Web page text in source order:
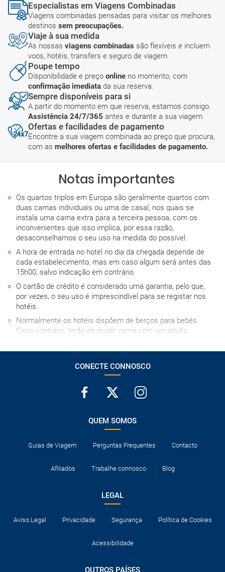
Especialistas em Viagens Combinadas
Viagens combinadas pensadas para visitar os melhores
destinos sem preocupações.
Viaje à sua medida
As nossas viagens combinadas são flexíveis e incluem
voos, hotéis, transfers e seguro de viagem.
Poupe tempo
Disponibilidade e preço online no momento, com
confirmação imediata da sua reserva.
Sempre disponíveis para si
A partir do momento em que reserva, estamos consigo.
Assistência 24/7/365 antes e durante a sua viagem.
Ofertas e facilidades de pagamento
Encontre a sua viagem combinada ao preço que procura,
com as melhores ofertas e facilidades de pagamento.
Notas importantes
Os quartos triplos em Europa são geralmente quartos com
duas camas individuais ou uma de casal, nos quais se
instala uma cama extra para a terceira pessoa, com os
inconvenientes que isso implica, por essa razão,
desaconselhamos o seu uso na medida do possível.
A hora de entrada no hotel no dia da chegada depende de
cada estabelecimento, mas em caso algum será antes das
15h00, salvo indicação em contrário.
O cartão de crédito é considerado uma garantia, pelo que,
por vezes, o seu uso é imprescindível para se registar nos
hotéis.
Normalmente os hotéis dispõem de berços para bebés.
Caso contrário, terão de dividir cama com um adulto.
CONECTE CONNOSCO
QUEM SOMOS
Guias de Viagem Perguntas Frequentes Contacto
Afiliados Trabalhe connosco Blog
LEGAL
Aviso Legal Privacidade Segurança Política de Cookies
Acessibilidade
OUTROS PAÍSES